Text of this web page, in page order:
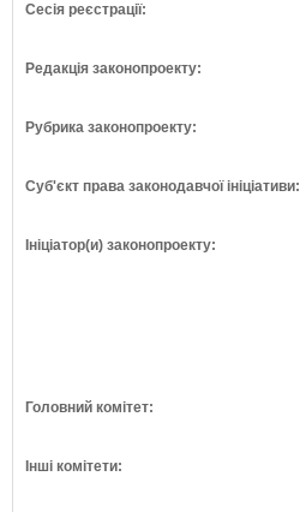
Сесія реєстрації:
Редакція законопроекту:
Рубрика законопроекту:
Суб'єкт права законодавчої ініціативи:
Ініціатор(и) законопроекту:
Головний комітет:
Інші комітети: